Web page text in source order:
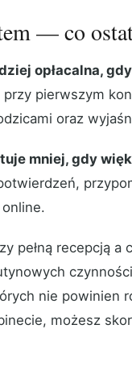
— co
opłacalna,
przy pierwszym
oraz
mniej, gdy
pełną recepcją a
nie powinien
możesz